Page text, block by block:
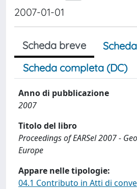
2007-01-01
Scheda breve
Scheda completa (DC)
Anno di pubblicazione
2007
Titolo del libro
Proceedings of EARSel 2007 -
Europe
Appare nelle tipologie:
04.1 Contributo in Atti di